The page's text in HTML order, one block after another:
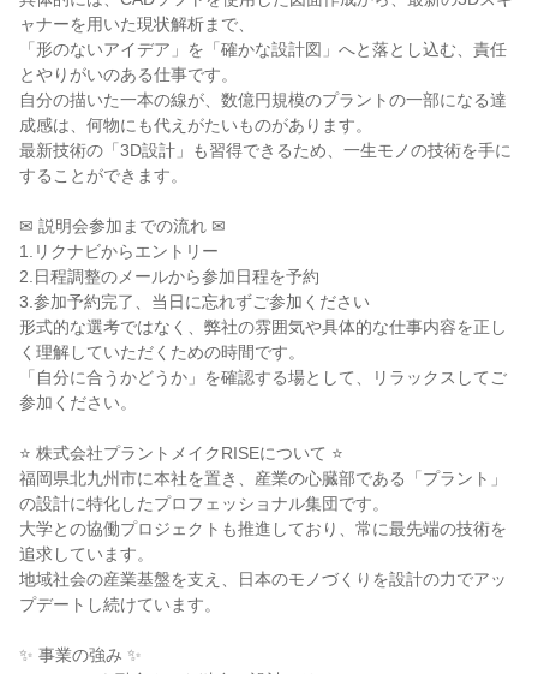
ャナーを用いた現状解析まで、
「形のないアイデア」を「確かな設計図」へと落とし込む、責任
とやりがいのある仕事です。
自分の描いた一本の線が、数億円規模のプラントの一部になる達
成感は、何物にも代えがたいものがあります。
最新技術の「3D設計」も習得できるため、一生モノの技術を手に
することができます。
✉ 説明会参加までの流れ ✉
1.リクナビからエントリー
2.日程調整のメールから参加日程を予約
3.参加予約完了、当日に忘れずご参加ください
形式的な選考ではなく、弊社の雰囲気や具体的な仕事内容を正し
く理解していただくための時間です。
「自分に合うかどうか」を確認する場として、リラックスしてご
参加ください。
⭐ 株式会社プラントメイクRISEについて ⭐
福岡県北九州市に本社を置き、産業の心臓部である「プラント」
の設計に特化したプロフェッショナル集団です。
大学との協働プロジェクトも推進しており、常に最先端の技術を
追求しています。
地域社会の産業基盤を支え、日本のモノづくりを設計の力でアッ
プデートし続けています。
✨ 事業の強み ✨